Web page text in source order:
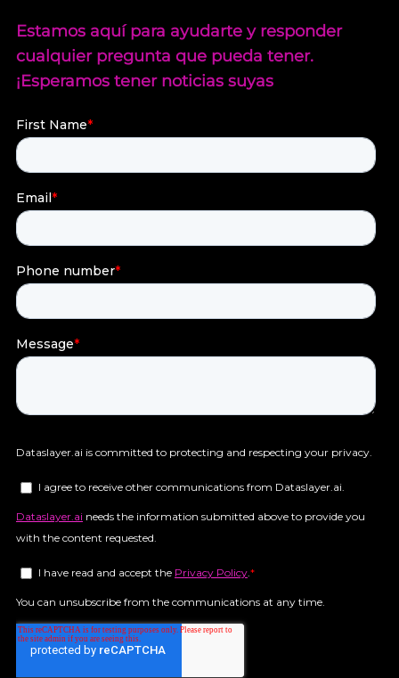
Estamos aquí para ayudarte y responder
cualquier pregunta que pueda tener.
¡Esperamos tener noticias suyas